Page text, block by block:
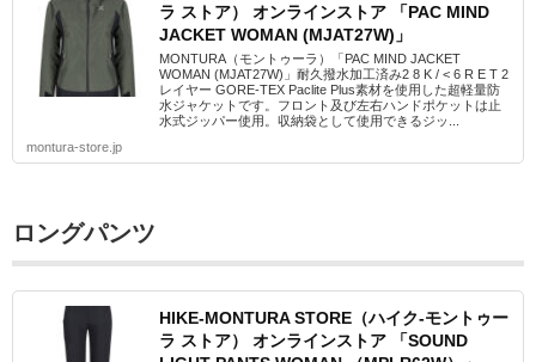
ラ ストア） オンラインストア 「PAC MIND
JACKET WOMAN (MJAT27W)」
MONTURA（モントゥーラ）「PAC MIND JACKET
WOMAN (MJAT27W)」耐久撥水加工済み2 8 K / < 6 R E T 2
レイヤー GORE-TEX Paclite Plus素材を使用した超軽量防
水ジャケットです。フロント及び左右ハンドポケットは止
水式ジッパー使用。収納袋として使用できるジッ...
montura-store.jp
ロングパンツ
HIKE-MONTURA STORE（ハイク-モントゥー
ラ ストア） オンラインストア 「SOUND